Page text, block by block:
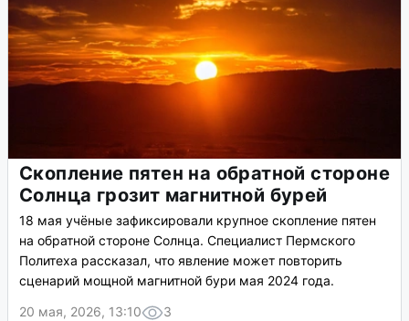
Скопление пятен на обратной стороне
Солнца грозит магнитной бурей
18 мая учёные зафиксировали крупное скопление пятен
на обратной стороне Солнца. Специалист Пермского
Политеха рассказал, что явление может повторить
сценарий мощной магнитной бури мая 2024 года.
20 мая, 2026, 13:10
3